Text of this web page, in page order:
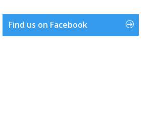
Find us on Facebook